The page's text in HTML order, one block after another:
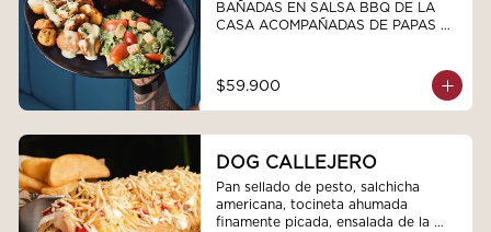
BAÑADAS EN SALSA BBQ DE LA
CASA ACOMPAÑADAS DE PAPAS
$59.900
DOG CALLEJERO
Pan sellado de pesto, salchicha
americana, tocineta ahumada
finamente picada, ensalada de la